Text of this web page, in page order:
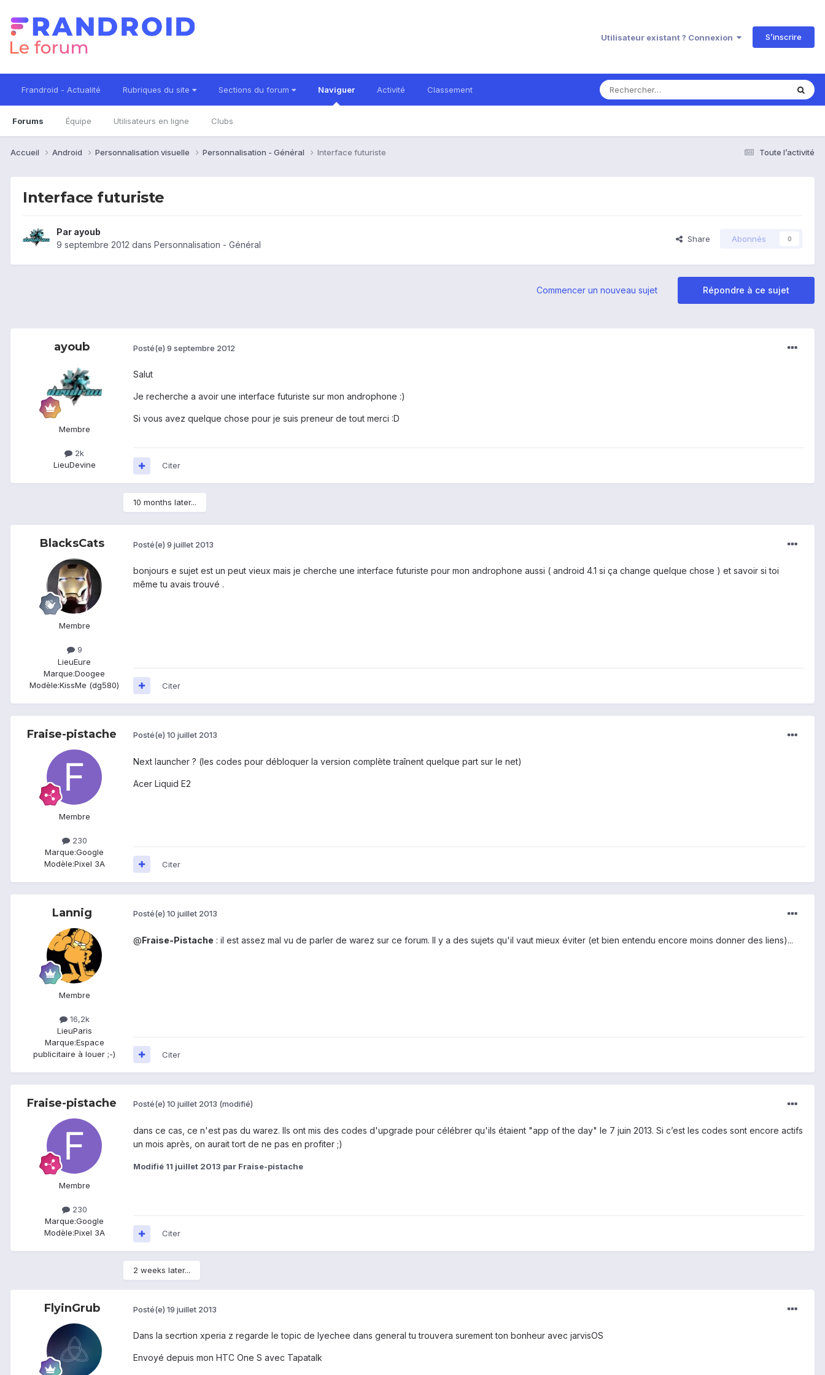
Utilisateur existant ? Connexion S’inscrire
Frandroid - Actualité Rubriques du site Sections du forum Naviguer
Forums Équipe Utilisateurs en ligne Clubs
Activité Classement
Toute l’activité
Accueil Android Personnalisation visuelle Personnalisation - Général Interface futuriste
Interface futuriste
Par ayoub
9 septembre 2012 dans Personnalisation - Général
Share Abonnés 0
Répondre à ce sujet
Commencer un nouveau sujet
ayoub
Membre
2k
LieuDevine
Posté(e) 9 septembre 2012
Salut
Je recherche a avoir une interface futuriste sur mon androphone :)
Si vous avez quelque chose pour je suis preneur de tout merci :D
Citer
10 months later...
BlacksCats
Membre
9
LieuEure
Marque:Doogee
Modèle:KissMe (dg580)
Posté(e) 9 juillet 2013
bonjours e sujet est un peut vieux mais je cherche une interface futuriste pour mon androphone aussi ( android 4.1 si ça change quelque chose ) et savoir si toi
même tu avais trouvé .
Citer
Fraise-pistache
Membre
230
Marque:Google
Modèle:Pixel 3A
Posté(e) 10 juillet 2013
Next launcher ? (les codes pour débloquer la version complète traînent quelque part sur le net)
Acer Liquid E2
Citer
Lannig
Membre
16,2k
LieuParis
Marque:Espace
publicitaire à louer ;-)
Posté(e) 10 juillet 2013
@Fraise-Pistache : il est assez mal vu de parler de warez sur ce forum. Il y a des sujets qu'il vaut mieux éviter (et bien entendu encore moins donner des liens)...
Citer
Fraise-pistache
Membre
230
Marque:Google
Modèle:Pixel 3A
Posté(e) 10 juillet 2013 (modifié)
dans ce cas, ce n'est pas du warez. Ils ont mis des codes d'upgrade pour célébrer qu'ils étaient "app of the day" le 7 juin 2013. Si c’est les codes sont encore actifs
un mois après, on aurait tort de ne pas en profiter ;)
Modifié 11 juillet 2013 par Fraise-pistache
Citer
2 weeks later...
FlyinGrub Posté(e) 19 juillet 2013
Dans la secrtion xperia z regarde le topic de lyechee dans general tu trouvera surement ton bonheur avec jarvisOS
Envoyé depuis mon HTC One S avec Tapatalk